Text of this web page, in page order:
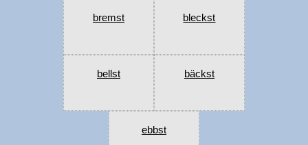
bremst bleckst
bellst bäckst
ebbst